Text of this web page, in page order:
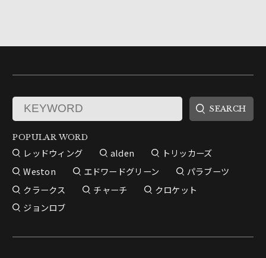
POPULAR WORD
レッドウィング alden
トリッカーズ
Weston
エドワードグリーン
パラブーツ
クラークス
チャーチ
クロケット
ジョンロブ